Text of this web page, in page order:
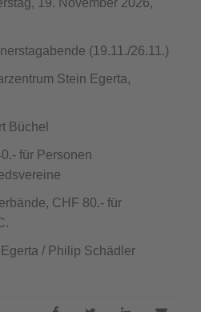
19. November 2026,
(19.11./26.11.)
Stein Egerta,
Personen
CHF 80.- für
/ Philip Schädler